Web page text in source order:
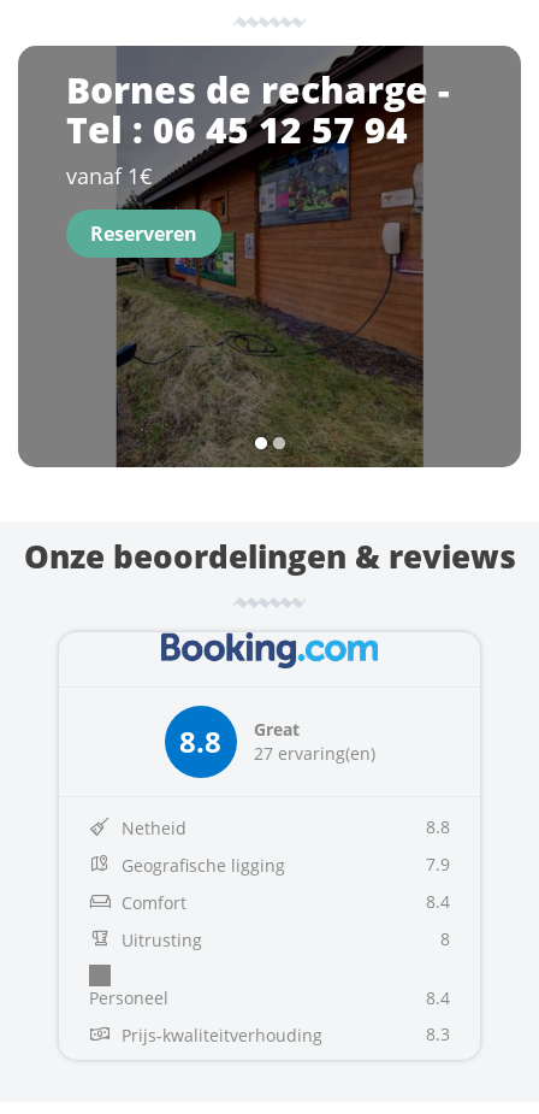
Bornes de recharge -
Tel : 06 45 12 57 94
vanaf 1€
Reserveren
1 2
Onze beoordelingen & reviews
8.8
Great
27 ervaring(en)
Netheid
8.8
Geografische ligging
7.9
Comfort
8.4
Uitrusting
8
Personeel
8.4
Prijs-kwaliteitverhouding
8.3